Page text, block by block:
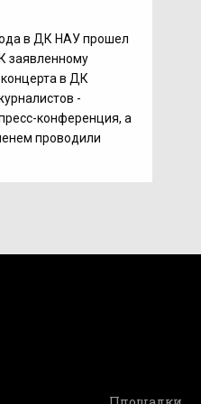
в ДК НАУ прошел
заявленному
в ДК
-
конференция, а
проводили